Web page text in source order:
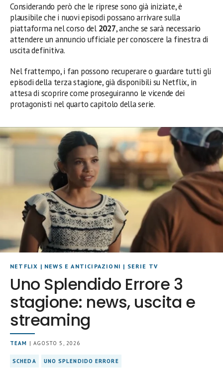
Considerando però che le riprese sono già iniziate, è
plausibile che i nuovi episodi possano arrivare sulla
piattaforma nel corso del 2027, anche se sarà necessario
attendere un annuncio ufficiale per conoscere la finestra di
uscita definitiva.
Nel frattempo, i fan possono recuperare o guardare tutti gli
episodi della terza stagione, già disponibili su Netflix, in
attesa di scoprire come proseguiranno le vicende dei
protagonisti nel quarto capitolo della serie.
NETFLIX | NEWS E ANTICIPAZIONI | SERIE TV
Uno Splendido Errore 3
stagione: news, uscita e
streaming
TEAM | AGOSTO 5, 2026
SCHEDA UNO SPLENDIDO ERRORE